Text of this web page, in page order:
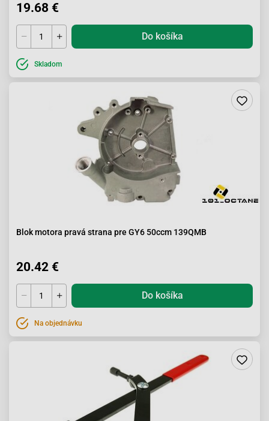
19.68 €
Do košíka
Skladom
Blok motora pravá strana pre GY6 50ccm 139QMB
20.42 €
Do košíka
Na objednávku